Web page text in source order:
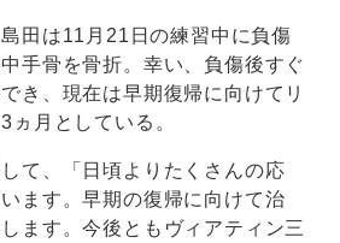
田は11月21日の練習中に負傷
手骨を骨折。幸い、負傷後すぐ
き、現在は早期復帰に向けてリ
ヵ月としている。
て、「日頃よりたくさんの応
ます。早期の復帰に向けて治
ます。今後ともヴィアティン三